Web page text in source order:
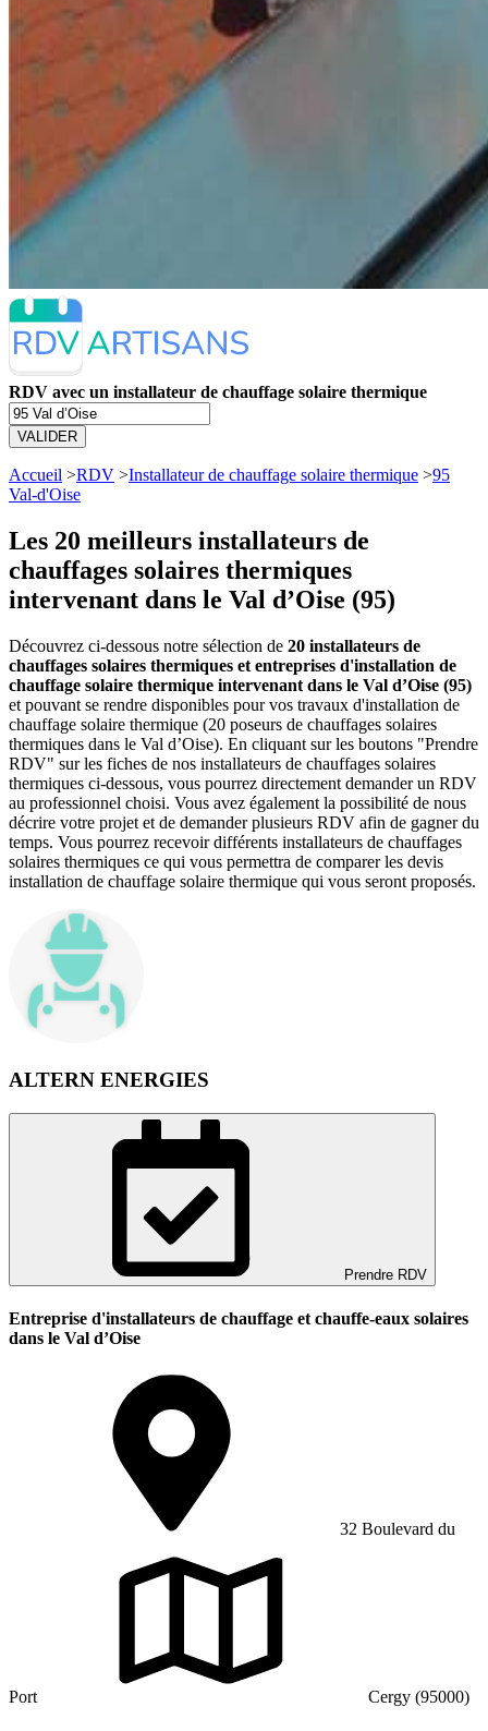
RDV avec un installateur de chauffage solaire thermique
VALIDER
Accueil >RDV >Installateur de chauffage solaire thermique >95
Val-d'Oise
Les 20 meilleurs installateurs de
chauffages solaires thermiques
intervenant dans le Val d’Oise (95)
Découvrez ci-dessous notre sélection de 20 installateurs de
chauffages solaires thermiques et entreprises d'installation de
chauffage solaire thermique intervenant dans le Val d’Oise (95)
et pouvant se rendre disponibles pour vos travaux d'installation de
chauffage solaire thermique (20 poseurs de chauffages solaires
thermiques dans le Val d’Oise). En cliquant sur les boutons "Prendre
RDV" sur les fiches de nos installateurs de chauffages solaires
thermiques ci-dessous, vous pourrez directement demander un RDV
au professionnel choisi. Vous avez également la possibilité de nous
décrire votre projet et de demander plusieurs RDV afin de gagner du
temps. Vous pourrez recevoir différents installateurs de chauffages
solaires thermiques ce qui vous permettra de comparer les devis
installation de chauffage solaire thermique qui vous seront proposés.
ALTERN ENERGIES
Prendre RDV
Entreprise d'installateurs de chauffage et chauffe-eaux solaires
dans le Val d’Oise
32 Boulevard du
Port Cergy (95000)